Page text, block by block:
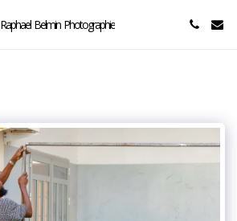
Raphael Belmin Photographie